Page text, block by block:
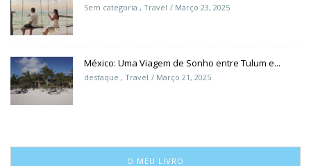
Sem categoria , Travel Março 23, 2025
México: Uma Viagem de Sonho entre Tulum e...
destaque , Travel Março 21, 2025
O MEU LIVRO